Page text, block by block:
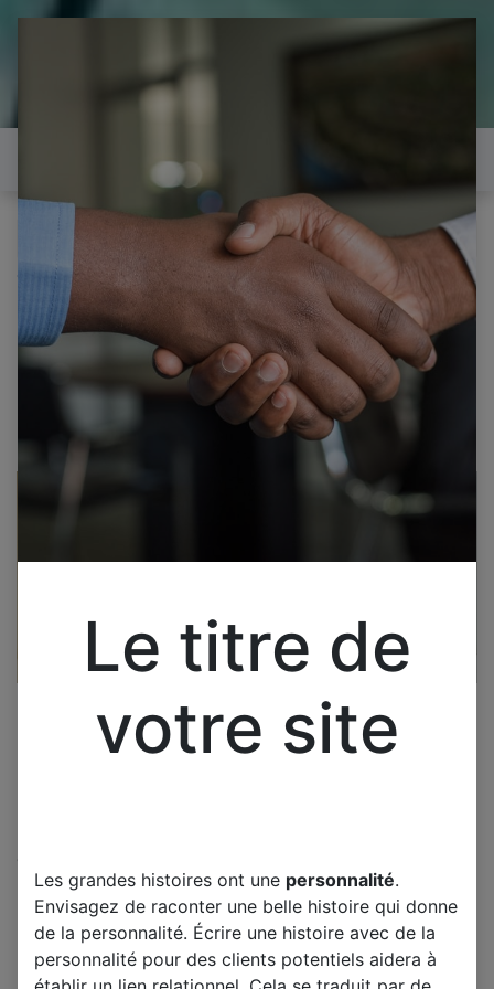
il est temps de
réparer...Electronique 66 est
heureux de vous aider
Tous les produits
PHILIPS 42PFP5532D-12 CARTE Y LJ41-05134A
R1.6 42HD W2 PLUS Y-MAIN
PHILIPS 42PFP5532D-12
CARTE Y LJ41-05134A R1.6
42HD W2 PLUS Y-MAIN
Le titre de
votre site
Les grandes histoires ont une personnalité.
Envisagez de raconter une belle histoire qui donne
de la personnalité. Écrire une histoire avec de la
personnalité pour des clients potentiels aidera à